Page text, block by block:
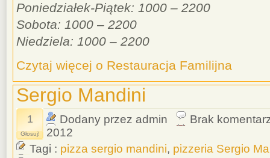
Poniedziałek-Piątek: 1000 – 2200
Sobota: 1000 – 2200
Niedziela: 1000 – 2200
Czytaj więcej o Restauracja Familijna
Sergio Mandini
1
Głosuj!
Dodany przez admin
Brak
2012
Tagi : pizza sergio mandini, pizzeria Sergio